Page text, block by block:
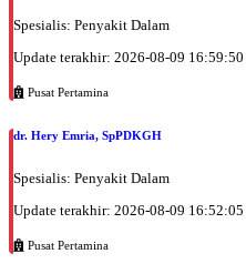
Spesialis: Penyakit Dalam
Update terakhir: 2026-08-09 16:59:50
Pusat Pertamina
dr. Hery Emria, SpPDKGH
Spesialis: Penyakit Dalam
Update terakhir: 2026-08-09 16:52:05
Pusat Pertamina